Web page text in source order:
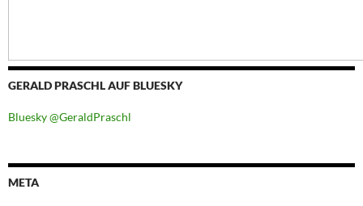
GERALD PRASCHL AUF BLUESKY
Bluesky @GeraldPraschl
META